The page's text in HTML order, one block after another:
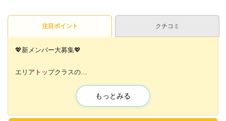
注目ポイント クチコミ
💖新メンバー大募集💖
エリアトップクラスの
✨時給2,000円以上＋入店お祝い金3万円✨
〈女性オーナー〉なので
もっとみる